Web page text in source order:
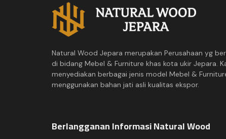
Natural Wood Jepara merupakan Perusahaan yg
di bidang Mebel & Furniture khas kota ukir Jepara.
menyediakan berbagai jenis model Mebel &
menggunakan bahan jati asli kualitas ekspor.
Berlangganan Informasi Natural Wood